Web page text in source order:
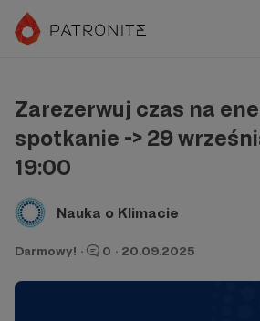
Zarezerwuj czas na
spotkanie -> 29
19:00
Nauka o Klimacie
Darmowy! · 0 · 20.09.2025